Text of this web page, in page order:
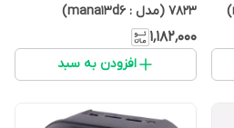
7823 (مدل : mana13d6)
۱٬۱۸۲٬۰۰۰
افزودن به سبد